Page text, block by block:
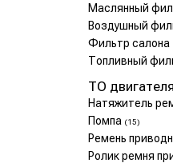
Маслянный
Воздушный
Фильтр салона
Топливный
ТО двигателя
Натяжитель
Помпа (15)
Ремень
Ролик ремня